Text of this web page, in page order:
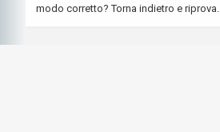
modo corretto? Torna indietro e riprova.